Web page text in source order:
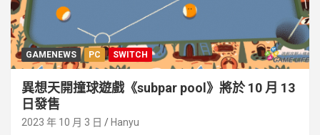
GAMENEWS PC SWITCH
異想天開撞球遊戲《subpar pool》將於 10 月 13
日發售
2023 年 10 月 3 日 Hanyu